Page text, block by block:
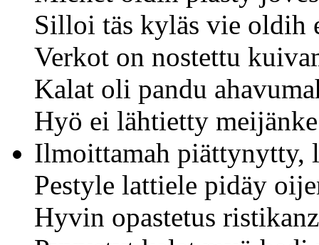
Silloi täs kyläs vie oldih
Verkot on nostettu
Kalat oli pandu
Hyö ei lähtietty
Ilmoittamah piättynytty,
Pestyle lattiele pidäy
Hyvin opastetus